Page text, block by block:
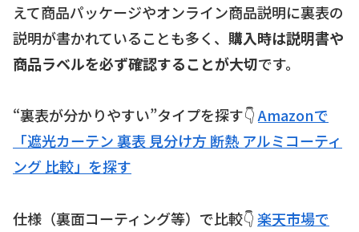
えて商品パッケージやオンライン商品説明に裏表の
説明が書かれていることも多く、 購入時は説明書や
商品ラベルを必ず確認することが大切です。
“裏表が分かりやすい”タイプを探す👇Amazonで
「遮光カーテン 裏表 見分け方 断熱 アルミコーティ
ング 比較」を探す
仕様（裏面コーティング等）で比較👇楽天市場で